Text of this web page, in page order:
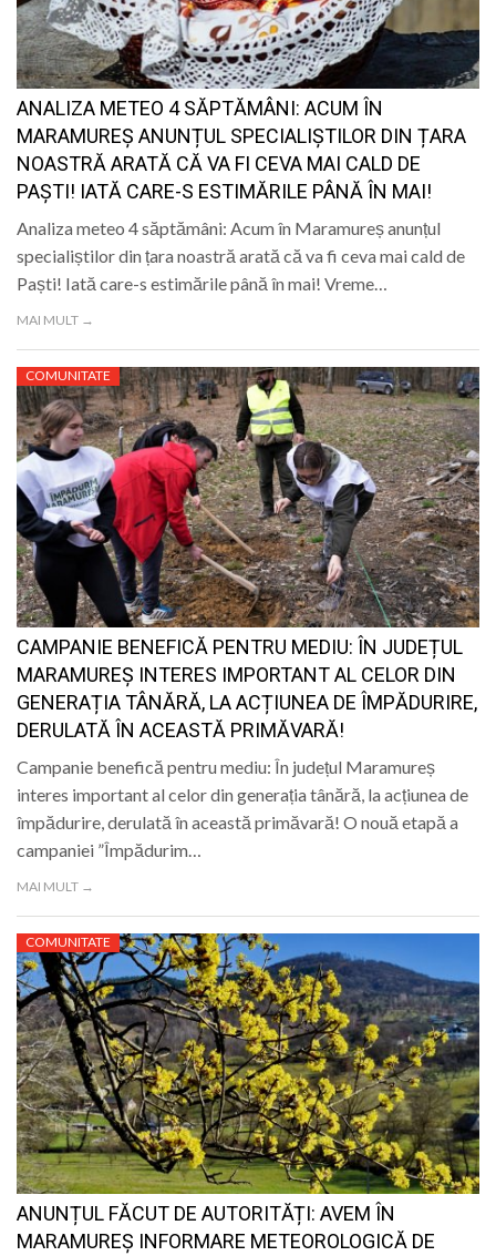
LIFE
ANALIZA METEO 4 SĂPTĂMÂNI: ACUM ÎN
MARAMUREȘ ANUNȚUL SPECIALIȘTILOR DIN ȚARA
NOASTRĂ ARATĂ CĂ VA FI CEVA MAI CALD DE
PAȘTI! IATĂ CARE-S ESTIMĂRILE PÂNĂ ÎN MAI!
Analiza meteo 4 săptămâni: Acum în Maramureș anunțul
specialiștilor din țara noastră arată că va fi ceva mai cald de
Paști! Iată care-s estimările până în mai! Vreme…
MAI MULT →
COMUNITATE
CAMPANIE BENEFICĂ PENTRU MEDIU: ÎN JUDEȚUL
MARAMUREȘ INTERES IMPORTANT AL CELOR DIN
GENERAȚIA TÂNĂRĂ, LA ACȚIUNEA DE ÎMPĂDURIRE,
DERULATĂ ÎN ACEASTĂ PRIMĂVARĂ!
Campanie benefică pentru mediu: În județul Maramureș
interes important al celor din generația tânără, la acțiunea de
împădurire, derulată în această primăvară! O nouă etapă a
campaniei ”Împădurim…
MAI MULT →
COMUNITATE
ANUNȚUL FĂCUT DE AUTORITĂȚI: AVEM ÎN
MARAMUREȘ INFORMARE METEOROLOGICĂ DE